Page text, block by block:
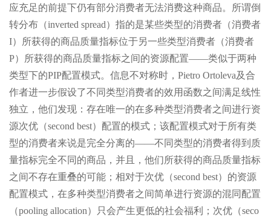
应充足的前提下仍有部分消费者无法消费这种商品。所谓倒
转分布（inverted spread）指的是某些类型的消费者（消费者
I）所获得的商品质量指标位于另一些类型消费者（消费者
P）所获得的商品质量指标之间的资源配置——类似于两种
类型下的PIP配置模式。信息不对称时，Pietro Ortoleva及合
作者进一步假设了不同类型消费者的效用函数之间满足线性
独立，他们发现：存在唯一的在多种类型消费者之间进行资
源次优（second best）配置的模式；该配置模式对于所有类
型的消费者来说是完全分离的——不同类型的消费者得到质
量指标完全不同的商品，并且，他们所获得的商品质量指标
之间不存在重叠的可能；相对于次优（second best）的资源
配置模式，在多种类型消费者之间简单进行资源的混同配置
（pooling allocation）只会产生更低的社会福利；次优（seco